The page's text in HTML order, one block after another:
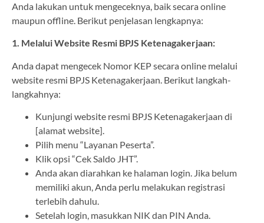
Anda lakukan untuk mengeceknya, baik secara online
maupun offline. Berikut penjelasan lengkapnya:
1. Melalui Website Resmi BPJS Ketenagakerjaan:
Anda dapat mengecek Nomor KEP secara online melalui
website resmi BPJS Ketenagakerjaan. Berikut langkah-
langkahnya:
Kunjungi website resmi BPJS Ketenagakerjaan di
[alamat website].
Pilih menu “Layanan Peserta”.
Klik opsi “Cek Saldo JHT”.
Anda akan diarahkan ke halaman login. Jika belum
memiliki akun, Anda perlu melakukan registrasi
terlebih dahulu.
Setelah login, masukkan NIK dan PIN Anda.